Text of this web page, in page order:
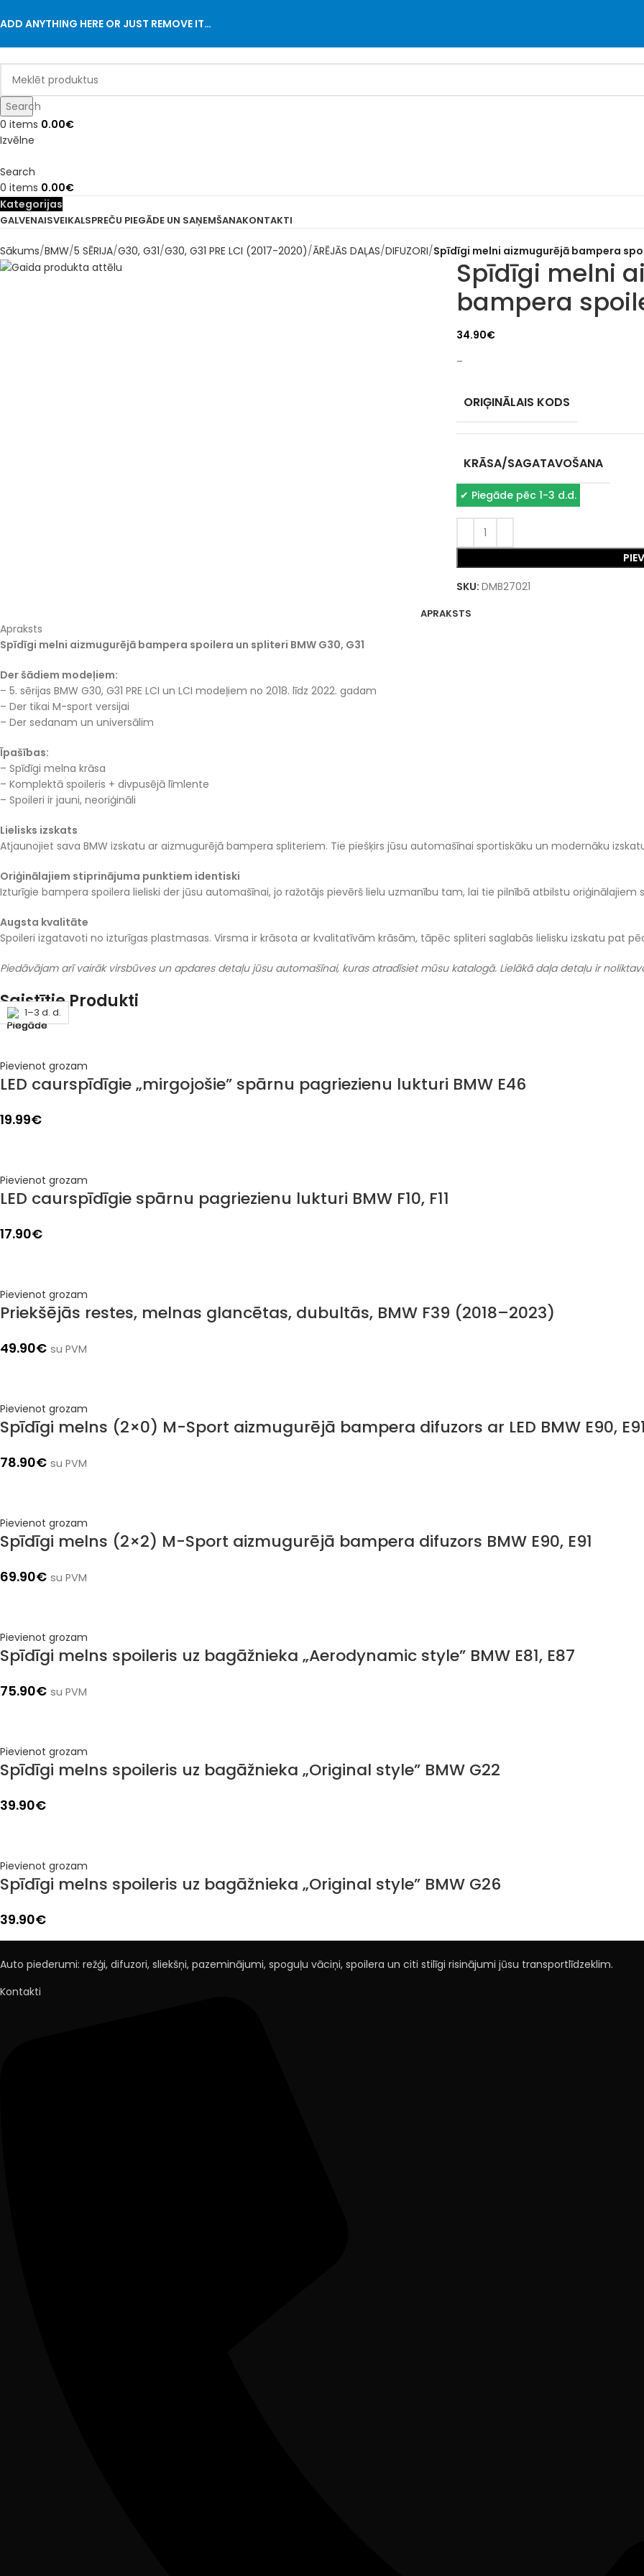
ADD ANYTHING HERE OR JUST REMOVE IT…
Search
0 items 0.00€
Izvēlne
Search
0 items 0.00€
Kategorijas
GALVENAISVEIKALSPREČU PIEGĀDE UN SAŅEMŠANAKONTAKTI
Sākums BMW 5 SĒRIJA G30, G31 G30, G31 PRE LCI (2017-2020) ĀRĒJĀS DAĻAS DIFUZORI Spīdīgi melni aizmugurējā bampera
Spīdīgi melni
bampera
34.90€
–
ORIĢINĀLAIS KODS
KRĀSA/SAGATAVOŠANA
✔ Piegāde pēc 1-3 d.d.
SKU: DMB27021
APRAKSTS
Apraksts
Spīdīgi melni aizmugurējā bampera spoilera un spliteri BMW G30, G31
Der šādiem modeļiem:
– 5. sērijas BMW G30, G31 PRE LCI un LCI modeļiem no 2018. līdz 2022. gadam
– Der tikai M-sport versijai
– Der sedanam un universālim
Īpašības:
– Spīdīgi melna krāsa
– Komplektā spoileris + divpusējā līmlente
– Spoileri ir jauni, neoriģināli
Lielisks izskats
Atjaunojiet sava BMW izskatu ar aizmugurējā bampera spliteriem. Tie piešķirs jūsu automašīnai sportiskāku un modernāku
Oriģinālajiem stiprinājuma punktiem identiski
Izturīgie bampera spoilera lieliski der jūsu automašīnai, jo ražotājs pievērš lielu uzmanību tam, lai tie pilnībā atbilstu oriģinālajiem
Augsta kvalitāte
Spoileri izgatavoti no izturīgas plastmasas. Virsma ir krāsota ar kvalitatīvām krāsām, tāpēc spliteri saglabās lielisku izskatu pat
Piedāvājam arī vairāk virsbūves un apdares detaļu jūsu automašīnai, kuras atradīsiet mūsu katalogā. Lielākā daļa detaļu ir
Saistītie Produkti
1–3 d. d.
Pievienot grozam
LED caurspīdīgie „mirgojošie” spārnu pagriezienu lukturi BMW E46
19.99€
1–3 d. d.
Pievienot grozam
LED caurspīdīgie spārnu pagriezienu lukturi BMW F10, F11
17.90€
1–3 d. d.
Pievienot grozam
Priekšējās restes, melnas glancētas, dubultās, BMW F39 (2018–2023)
49.90€ su PVM
1–3 d. d.
Pievienot grozam
Spīdīgi melns (2×0) M-Sport aizmugurējā bampera difuzors ar LED BMW E90, E91
78.90€ su PVM
1–3 d. d.
Pievienot grozam
Spīdīgi melns (2×2) M-Sport aizmugurējā bampera difuzors BMW E90, E91
69.90€ su PVM
1–3 d. d.
Pievienot grozam
Spīdīgi melns spoileris uz bagāžnieka „Aerodynamic style” BMW E81, E87
75.90€ su PVM
1–3 d. d.
Pievienot grozam
Spīdīgi melns spoileris uz bagāžnieka „Original style” BMW G22
39.90€
1–3 d. d.
Pievienot grozam
Spīdīgi melns spoileris uz bagāžnieka „Original style” BMW G26
39.90€
Auto piederumi: režģi, difuzori, sliekšņi, pazeminājumi, spoguļu vāciņi, spoilera un citi stilīgi risinājumi jūsu transportlīdzeklim.
Kontakti